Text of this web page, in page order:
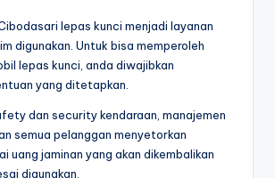
lepas kunci menjadi layanan
digunakan. Untuk bisa memperoleh
lepas kunci, anda diwajibkan
yang ditetapkan.
dan security kendaraan, manajemen
semua pelanggan menyetorkan
uang jaminan yang akan dikembalikan
digunakan.